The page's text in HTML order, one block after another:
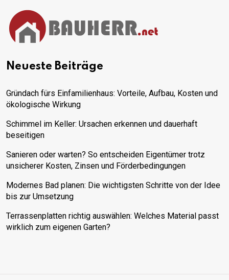
Neueste Beiträge
Gründach fürs Einfamilienhaus: Vorteile, Aufbau, Kosten und
ökologische Wirkung
Schimmel im Keller: Ursachen erkennen und dauerhaft
beseitigen
Sanieren oder warten? So entscheiden Eigentümer trotz
unsicherer Kosten, Zinsen und Förderbedingungen
Modernes Bad planen: Die wichtigsten Schritte von der Idee
bis zur Umsetzung
Terrassenplatten richtig auswählen: Welches Material passt
wirklich zum eigenen Garten?